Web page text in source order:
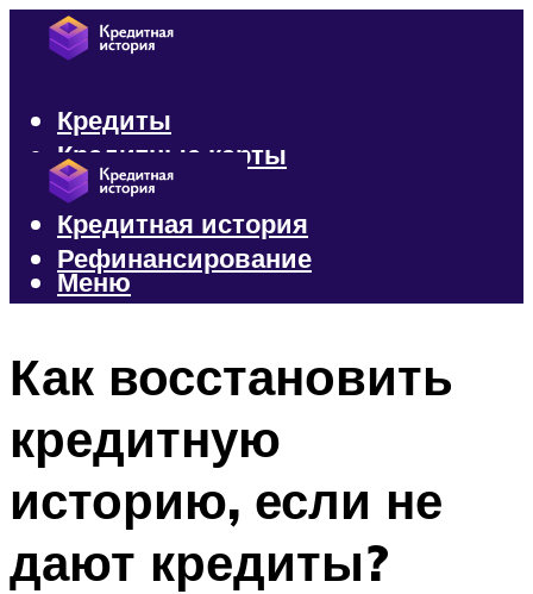
Кредиты
Кредитные карты
Микрозаймы
Кредитная история
Рефинансирование
Меню
Как восстановить
кредитную
историю, если не
дают кредиты?